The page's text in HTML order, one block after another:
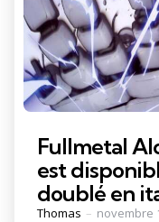
Fullmetal
est
doublé en
Posted
Thomas novembre